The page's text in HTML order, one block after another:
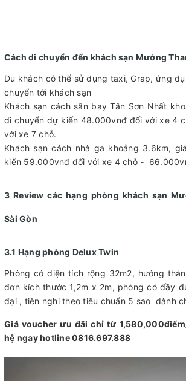
Cách di chuyển đến khách sạn Mường
Du khách có thể sử dụng taxi, Grap, ứng
chuyển tới khách sạn
Khách sạn cách sân bay Tân Sơn Nhất
di chuyển dự kiến 48.000vnđ đối với xe 4
với xe 7 chỗ.
Khách sạn cách nhà ga khoảng 3.6km,
kiến 59.000vnđ đối với xe 4 chỗ -
3 Review các hạng phòng khách sạn
Sài Gòn
3.1 Hạng phòng Delux Twin
Phòng có diện tích rộng 32m2, hướng
đơn kích thước 1,2m x 2m, phòng có đầy
đại , tiên nghi theo tiêu chuẩn 5 sao dành
Giá voucher ưu đãi chỉ từ
hệ ngay hotline 0816.697.888